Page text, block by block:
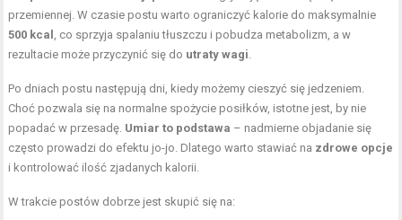
przemiennej. W czasie postu warto ograniczyć kalorie do maksymalnie
500 kcal , co sprzyja spalaniu tłuszczu i pobudza metabolizm, a w
rezultacie może przyczynić się do utraty wagi.
Po dniach postu następują dni, kiedy możemy cieszyć się jedzeniem.
Choć pozwala się na normalne spożycie posiłków, istotne jest, by nie
popadać w przesadę. Umiar to podstawa – nadmierne objadanie się
często prowadzi do efektu jo-jo. Dlatego warto stawiać na zdrowe opcje
i kontrolować ilość zjadanych kalorii.
W trakcie postów dobrze jest skupić się na: